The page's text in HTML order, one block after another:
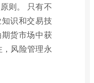
则。 只有不
识和交易技
货市场中获
风险管理永